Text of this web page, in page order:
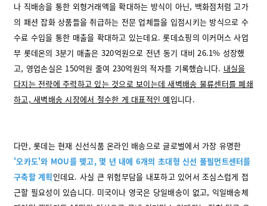
나 직배송을 통한 외형거래액을 확대하는 방식이 아닌, 백화점처럼 고가
의 패션 잡화 상품들을 취급하는 전문 업체들을 입점시키는 방식으로 수
수료 수입을 통한 매출을 확대하고 있는데요. 롯데쇼핑의 이커머스 사업
부 롯데온의 3분기 매출은 320억원으로 전년 동기 대비 26.1% 성장했
고, 영업손실은 150억원 줄여 230억원의 적자를 기록했습니다. 내실을
다지는 전략에 주력하고 있는 것으로 보이는데 새벽배송 물류센터를 폐쇄
하고, 새벽배송 시장에서 철수한 게 대표적인 예입니다.
다만, 롯데는 현재 신선식품 온라인 배송으로 글로벌에서 가장 유명한
'오카도'와 MOU를 맺고, 몇 년 내에 6개의 초대형 신선 풀필먼트센터를
구축할 계획인데요. 사실 큰 위험부담을 내포하고 있어서 조심스럽게 접
근할 필요성이 있습니다. 미국이나 영국은 당일배송이 없고, 익일배송체